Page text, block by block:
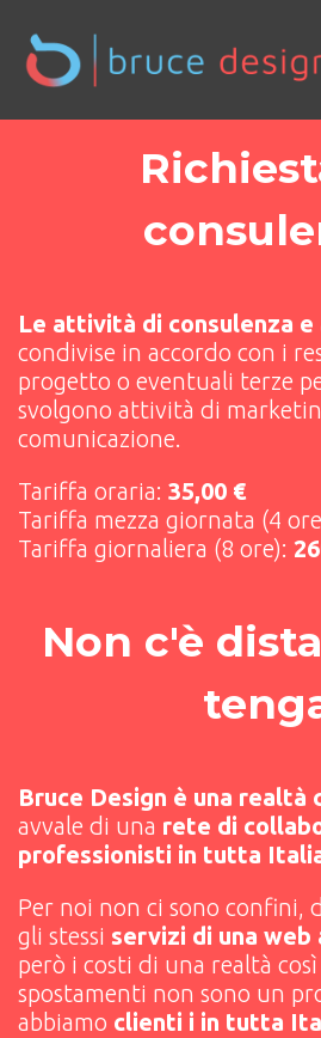
Le attività di consulenza e
condivise in accordo con i
progetto o eventuali terze
svolgono attività di
comunicazione.
Tariffa oraria: 35,00 €
Tariffa mezza giornata (4
Tariffa giornaliera (8 ore):
Non c'è
Bruce Design è una realtà
avvale di una rete di
professionisti in tutta
Per noi non ci sono confini,
gli stessi servizi di una web
però i costi di una realtà così
spostamenti non sono un
abbiamo clienti i in tutta